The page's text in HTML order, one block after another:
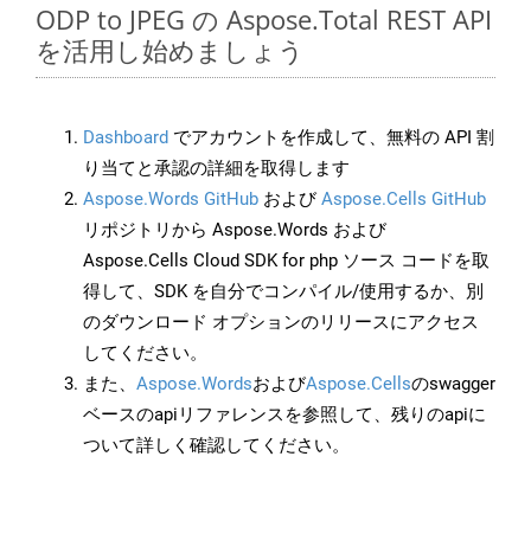
ODP to JPEG の Aspose.Total REST API
を活用し始めましょう
Dashboard でアカウントを作成して、無料の API 割
り当てと承認の詳細を取得します
Aspose.Words GitHub およびAspose.Cells GitHub
リポジトリから Aspose.Words および
Aspose.Cells Cloud SDK for php ソース コードを取
得して、SDK を自分でコンパイル/使用するか、別
のダウンロード オプションのリリースにアクセス
してください。
また、 Aspose.WordsおよびAspose.Cellsのswagger
ベースのapiリファレンスを参照して、残りのapiに
ついて詳しく確認してください。